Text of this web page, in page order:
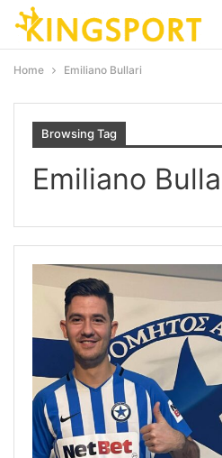
Home Emiliano Bullari
Browsing Tag
Emiliano